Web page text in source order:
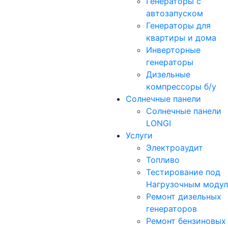
автозапуском
Генераторы для
квартиры и дома
Инверторные
генераторы
Дизельные
компрессоры б/у
Солнечные панели
Солнечные панели
LONGI
Услуги
Электроаудит
Топливо
Тестирование под
Нагрузочным
Ремонт дизельных
генераторов
Ремонт бензиновых